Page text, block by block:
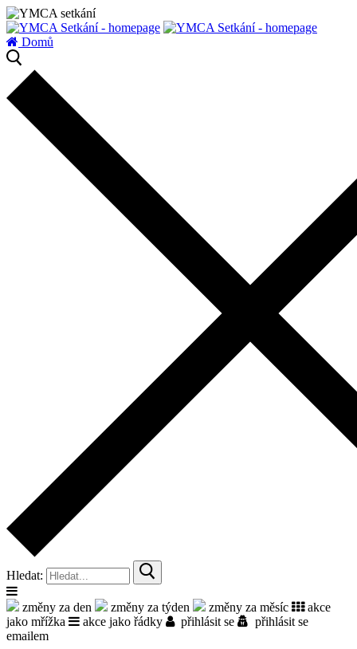
Domů
Hledat:
změny za den změny za týden změny za měsíc
akce
jako mřížka
akce jako řádky přihlásit se
přihlásit se
emailem
zatížení serveru